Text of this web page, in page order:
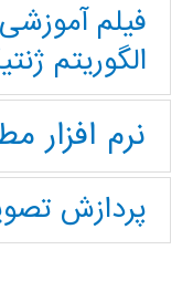
فیلم
الگوریتم
نرم افزار
پردازش